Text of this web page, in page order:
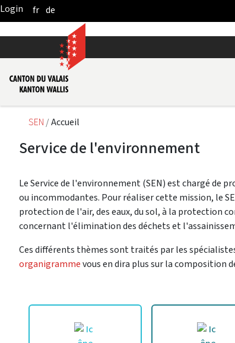
Skip to Main Content
fr de
SEN Accueil
Service de l'environnement
Le Service de l'environnement (SEN) est chargé
ou incommodantes. Pour réaliser cette mission, le
protection de l'air, des eaux, du sol, à la protection
concernant l'élimination des déchets et
Ces différents thèmes sont traités par les
organigrammevous en dira plus sur la composition